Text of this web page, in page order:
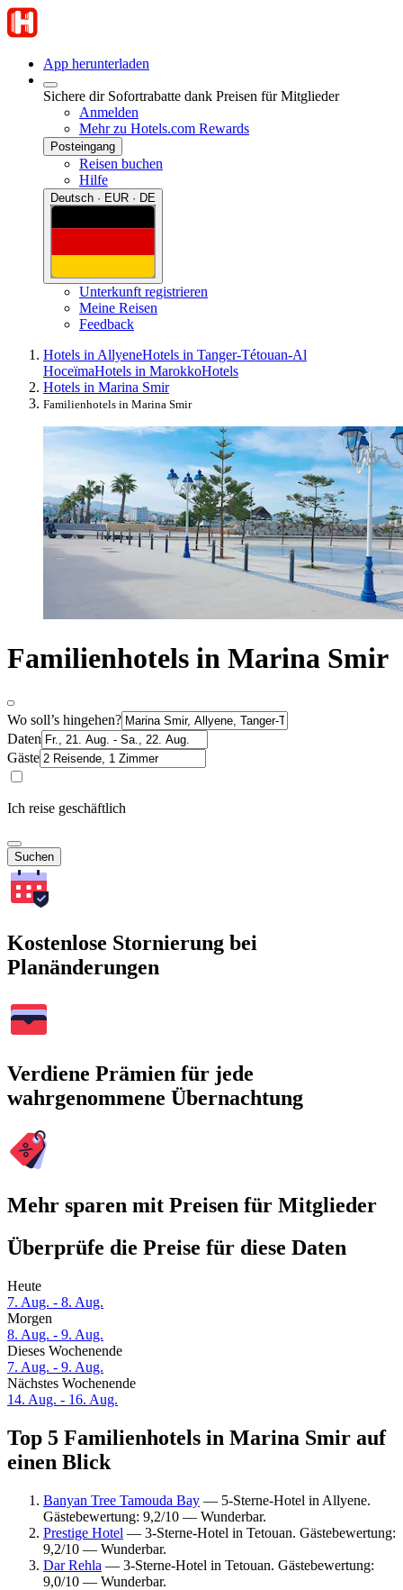
App herunterladen
Sichere dir Sofortrabatte dank Preisen für Mitglieder
Anmelden
Mehr zu Hotels.com Rewards
Posteingang
Reisen buchen
Hilfe
Deutsch · EUR · DE
Unterkunft registrieren
Meine Reisen
Feedback
Hotels in AllyeneHotels in Tanger-Tétouan-Al
HoceïmaHotels in MarokkoHotels
Hotels in Marina Smir
Familienhotels in Marina Smir
Familienhotels in Marina Smir
Wo soll’s hingehen?
Daten
Gäste
Ich reise geschäftlich
Suchen
Kostenlose Stornierung bei
Planänderungen
Verdiene Prämien für jede
wahrgenommene Übernachtung
Mehr sparen mit Preisen für Mitglieder
Überprüfe die Preise für diese Daten
Heute
7. Aug. - 8. Aug.
Morgen
8. Aug. - 9. Aug.
Dieses Wochenende
7. Aug. - 9. Aug.
Nächstes Wochenende
14. Aug. - 16. Aug.
Top 5 Familienhotels in Marina Smir auf
einen Blick
Banyan Tree Tamouda Bay — 5-Sterne-Hotel in Allyene.
Gästebewertung: 9,2/10 — Wunderbar.
Prestige Hotel — 3-Sterne-Hotel in Tetouan. Gästebewertung:
9,2/10 — Wunderbar.
Dar Rehla — 3-Sterne-Hotel in Tetouan. Gästebewertung:
9,0/10 — Wunderbar.